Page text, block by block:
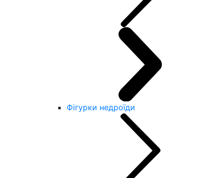
Фігурки недроїди